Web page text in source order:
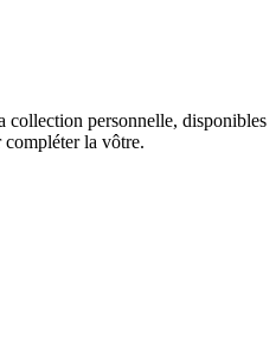
collection personnelle, disponibles
compléter la vôtre.